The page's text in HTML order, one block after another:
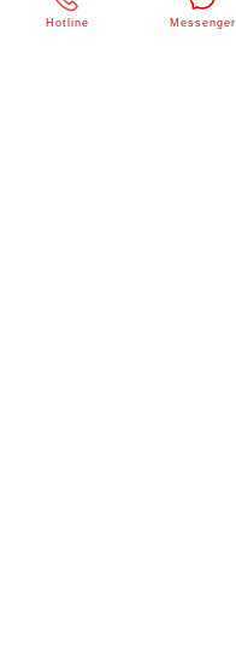
FANPAGE FACEBOOK
Hotline Messenger